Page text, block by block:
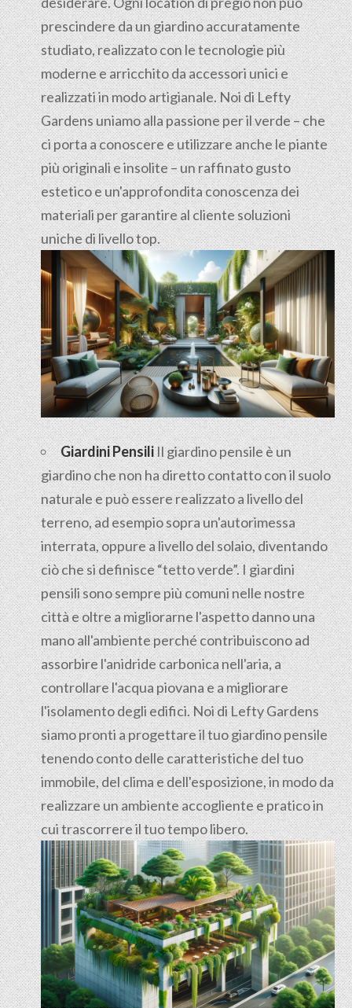
prescindere da un giardino accuratamente
studiato, realizzato con le tecnologie più
moderne e arricchito da accessori unici e
realizzati in modo artigianale. Noi di Lefty
Gardens uniamo alla passione per il verde – che
ci porta a conoscere e utilizzare anche le piante
più originali e insolite – un raffinato gusto
estetico e un'approfondita conoscenza dei
materiali per garantire al cliente soluzioni
uniche di livello top.
Giardini PensiliIlgiardino pensileè un
giardino che non ha diretto contatto con il suolo
naturale e può essere realizzato a livello del
terreno, ad esempio sopra un'autorimessa
interrata, oppure a livello del solaio, diventando
ciò che si definisce “tetto verde”. I giardini
pensili sono sempre più comuni nelle nostre
città e oltre a migliorarne l'aspetto danno una
mano all'ambiente perché contribuiscono ad
assorbire l'anidride carbonica nell'aria, a
controllare l'acqua piovana e a migliorare
l'isolamento degli edifici. Noi di Lefty Gardens
siamo pronti a progettare il tuo giardino pensile
tenendo conto delle caratteristiche del tuo
immobile, del clima e dell'esposizione, in modo da
realizzare un ambiente accogliente e pratico in
cui trascorrere il tuo tempo libero.